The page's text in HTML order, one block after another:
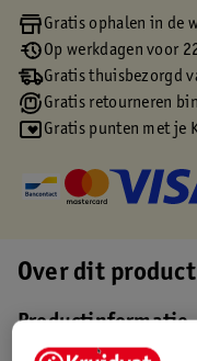
Gratis ophalen in de
Op werkdagen voor
Gratis thuisbezorgd
Gratis retourneren
Gratis punten met je
Over dit product
Productinformatie